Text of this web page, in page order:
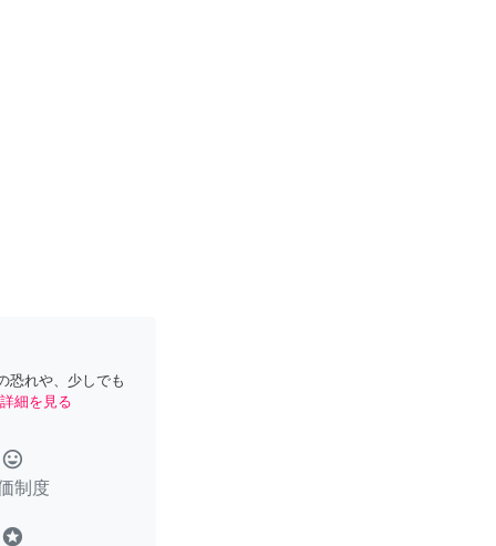
恐れや、少しでも
詳細を見る
tag_faces
制度
stars